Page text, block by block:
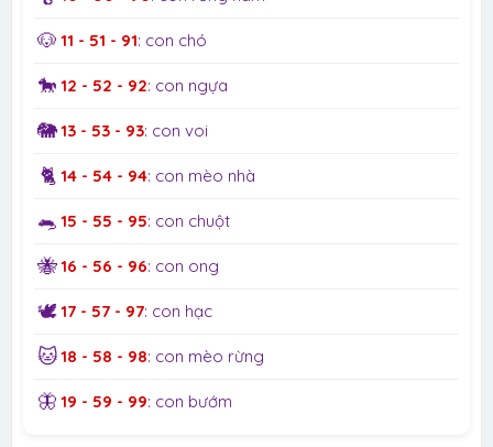
🐶 11 - 51 - 91: con chó
🐎 12 - 52 - 92: con ngựa
🐘13 - 53 - 93: con voi
🐈 14 - 54 - 94: con mèo nhà
🐀 15 - 55 - 95: con chuột
🐝16 - 56 - 96: con ong
🕊️17 - 57 - 97: con hạc
🐱18 - 58 - 98: con mèo rừng
🦋 19 - 59 - 99: con bướm